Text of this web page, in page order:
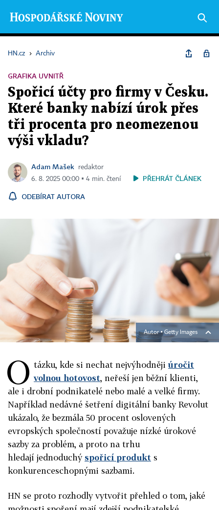
HN.cz › Archiv
GRAFIKA UVNITŘ
Spořicí účty pro firmy v Česku.
Které banky nabízí úrok přes
tři procenta pro neomezenou
výši vkladu?
Adam Mašek
redaktor
6. 8. 2025 00:00 ▪ 4 min. čtení
PŘEHRÁT ČLÁNEK
ODEBÍRAT AUTORA
Autor ▪Getty Images
O tázku, kde si nechat nejvýhodnějiúročit
volnou hotovost, neřeší jen běžní klienti,
ale i drobní podnikatelé nebo malé a velké firmy.
Například nedávné šetření digitální banky Revolut
ukázalo, že bezmála 50 procent oslovených
evropských společností považuje nízké úrokové
sazby za problém, a proto na trhu
hledají jednoduchý spořicí produkt s
konkurenceschopnými sazbami.
HN se proto rozhodly vytvořit přehled o tom, jaké